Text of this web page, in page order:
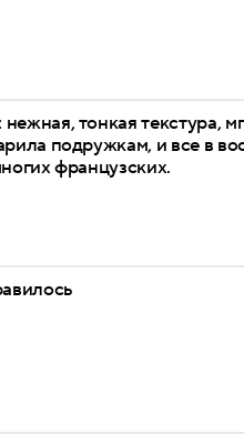
тонкая текстура,
подружкам, и все в
французских.